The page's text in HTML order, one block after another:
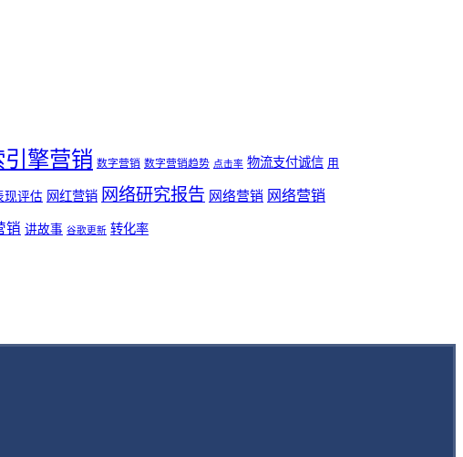
擎营销 数字营销 数字营销趋势 点击率 物流支付诚信 用
现评估 网红营销 网络研究报告 网络营销 网络营销
销 讲故事 谷歌更新 转化率